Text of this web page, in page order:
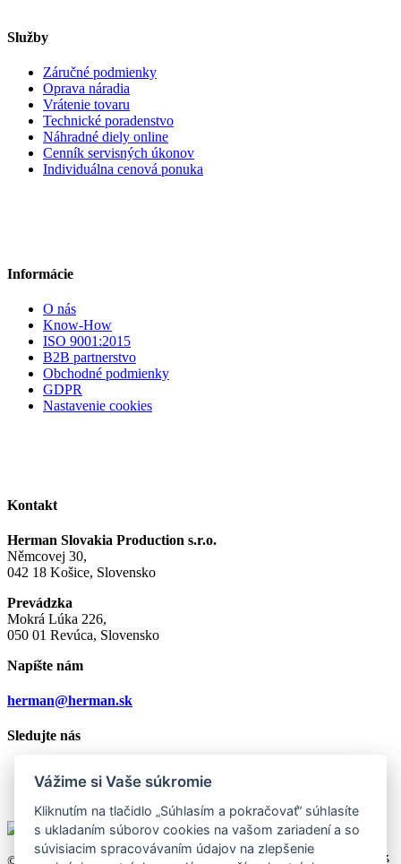
Služby
Záručné podmienky
Oprava náradia
Vrátenie tovaru
Technické poradenstvo
Náhradné diely online
Cenník servisných úkonov
Individuálna cenová ponuka
Informácie
O nás
Know-How
ISO 9001:2015
B2B partnerstvo
Obchodné podmienky
GDPR
Nastavenie cookies
Kontakt
Herman Slovakia Production s.r.o.
Němcovej 30,
042 18 Košice, Slovensko
Prevádzka
Mokrá Lúka 226,
050 01 Revúca, Slovensko
Napíšte nám
herman@herman.sk
Sledujte nás
Vážime si Vaše súkromie
Kliknutím na tlačidlo „Súhlasím a pokračovať“ súhlasíte
s ukladaním súborov cookies na vašom zariadení a so
súvisiacim spracovávaním údajov na zlepšenie